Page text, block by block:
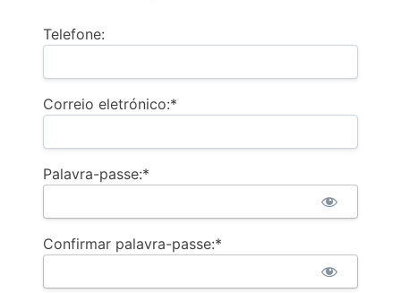
Telefone:
Correio eletrónico:*
Palavra-passe:*
Confirmar palavra-passe:*